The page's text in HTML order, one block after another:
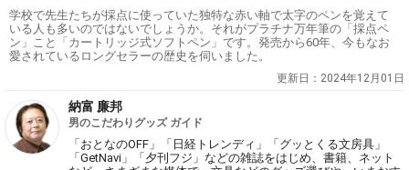
学校で先生たちが採点に使っていた独特な赤い軸で太字のペンを覚えて
いる人も多いのではないでしょうか。それがプラチナ万年筆の「採点ペ
ン」こと「カートリッジ式ソフトペン」です。発売から60年、今もなお
愛されているロングセラーの歴史を伺いました。
更新日： 2024年12月01日
納富 廉邦
男のこだわりグッズ ガイド
「おとなのOFF」「日経トレンディ」「グッとくる文房具」
「GetNavi」「夕刊フジ」などの雑誌をはじめ、書籍、ネット